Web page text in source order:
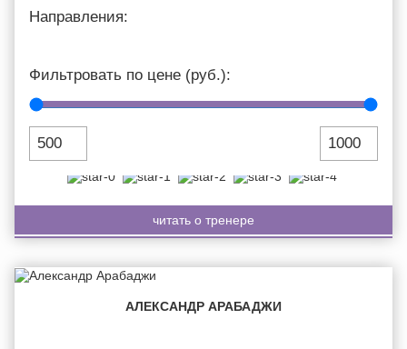
г. , Россия
читать о тренере
АЛЕКСАНДР АРАБАДЖИ
Направления:
Фильтровать по цене (руб.):